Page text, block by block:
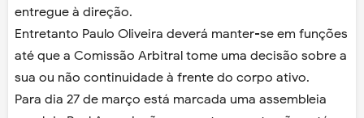
entregue à direção.
Entretanto Paulo Oliveira deverá manter-se em funções
até que a Comissão Arbitral tome uma decisão sobre a
sua ou não continuidade à frente do corpo ativo.
Para dia 27 de março está marcada uma assembleia